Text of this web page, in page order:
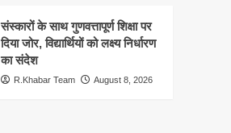
संस्कारों के साथ गुणवत्तापूर्ण शिक्षा पर
दिया जोर, विद्यार्थियों को लक्ष्य निर्धारण
का संदेश
R.Khabar Team August 8, 2026